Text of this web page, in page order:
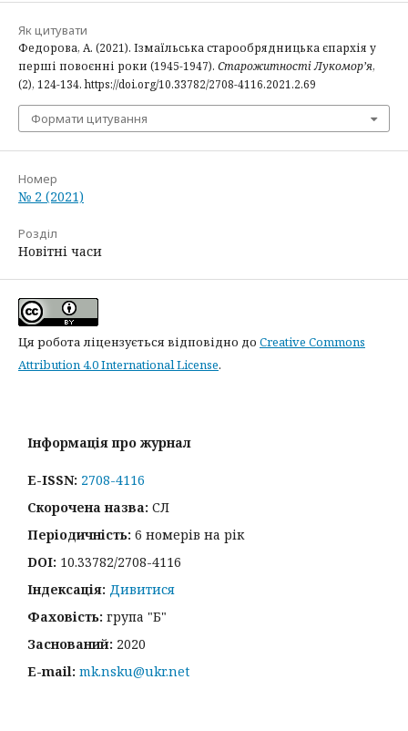
Як цитувати
Федорова, А. (2021). Ізмаїльська старообрядницька єпархія у
перші повоєнні роки (1945-1947). Старожитності Лукомор’я,
(2), 124-134. https://doi.org/10.33782/2708-4116.2021.2.69
Формати цитування
Номер
№ 2 (2021)
Розділ
Новітні часи
Ця робота ліцензується відповідно до Creative Commons
Attribution 4.0 International License.
Інформація про журнал
E-ISSN: 2708-4116
Скорочена назва: СЛ
Періодичність: 6 номерів на рік
DOI: 10.33782/2708-4116
Індексація: Дивитися
Фаховість: група "Б"
Заснований: 2020
E-mail: mk.nsku@ukr.net